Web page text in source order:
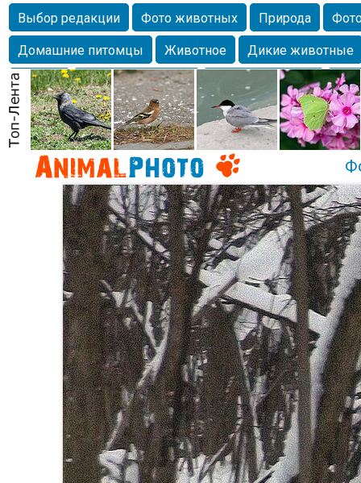
Выбор редакции Фото животных Природа
Домашние питомцы
Животное
Дикие животные
Собаки
Alexanderandronik Млекопитающие
Морда
Собачка Осень Портрет
Домашние
Насекомое
Коты Lebert Дикие птицы Утка